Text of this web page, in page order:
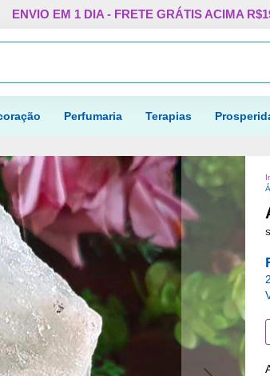
Pular
o
ENVIO EM 1 DIA - FRETE GRÁTIS ACIMA
Procurar
Perfumaria Terapias